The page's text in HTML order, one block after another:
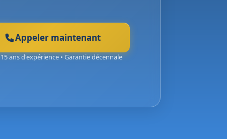
Appeler maintenant
15 ans d'expérience • Garantie décennale